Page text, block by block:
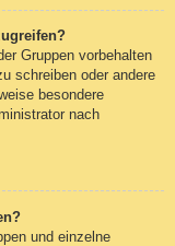
Gruppen vorbehalten
schreiben oder andere
besondere
nach
und einzelne